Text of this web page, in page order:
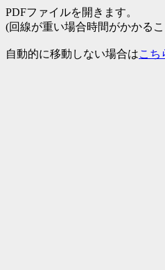
PDFファイルを開きます。
(回線が重い場合時間がかかる
自動的に移動しない場合はこち